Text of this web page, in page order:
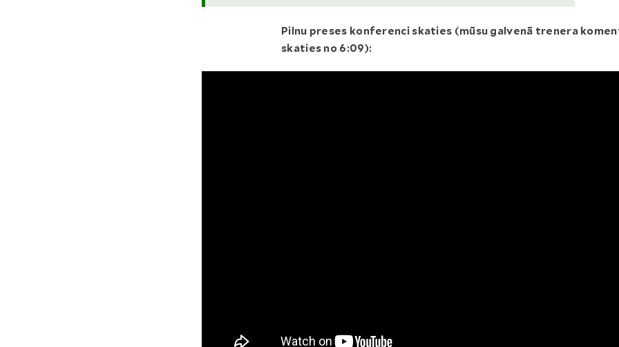
Pilnu preses konferenci skaties (mūsu galvenā trenera
skaties no 6:09):